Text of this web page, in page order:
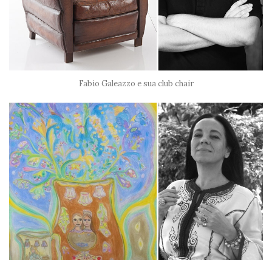
Fabio Galeazzo e sua club chair